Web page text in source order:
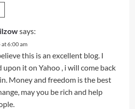
says:
6:00 am
this is an excellent blog. I
upon it on Yahoo , i will come back
Money and freedom is the best
may you be rich and help